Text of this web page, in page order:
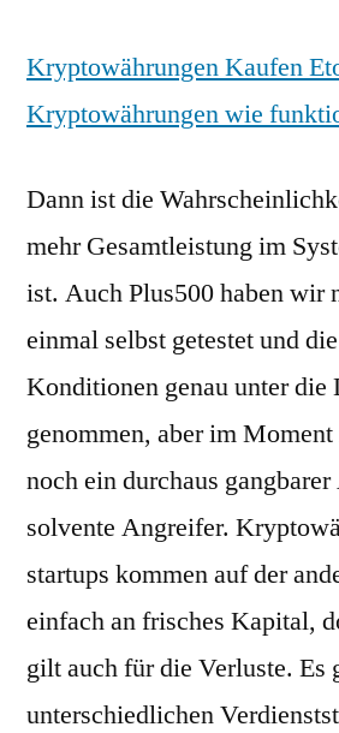
Kryptowährungen Kaufen
Kryptowährungen wie
Dann ist die
mehr Gesamtleistung im
ist. Auch Plus500 haben wir
einmal selbst getestet und
Konditionen genau unter die
genommen, aber im
noch ein durchaus
solvente Angreifer.
startups kommen auf der
einfach an frisches Kapital,
gilt auch für die Verluste. Es
unterschiedlichen